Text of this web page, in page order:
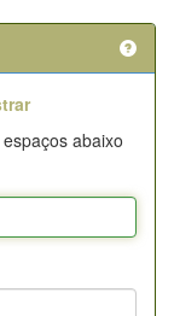
abaixo